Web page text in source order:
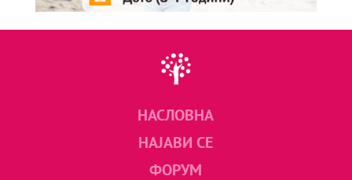
НАСЛОВНА
НАЈАВИ СЕ
ФОРУМ